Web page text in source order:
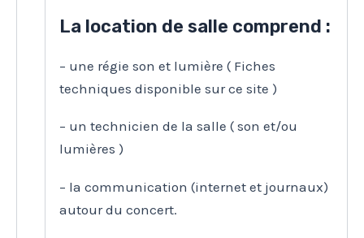
La location de salle comprend :
– une régie son et lumière ( Fiches
techniques disponible sur ce site )
– un technicien de la salle ( son et/ou
lumières )
– la communication (internet et journaux)
autour du concert.